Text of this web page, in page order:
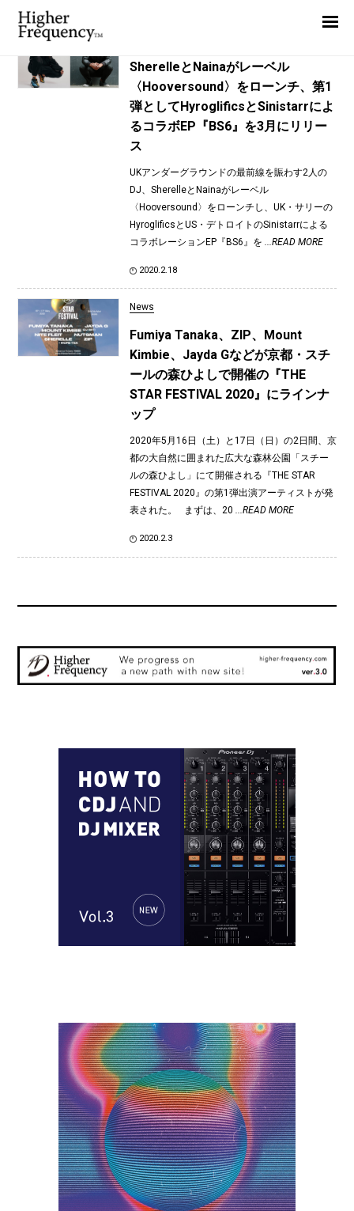
TAG: SHERELLE
SherelleとNainaがレーベル
〈Hooversound〉をローンチ、第1
弾としてHyroglificsとSinistarrによ
るコラボEP『BS6』を3月にリリー
ス
UKアンダーグラウンドの最前線を賑わす2人の
DJ、SherelleとNainaがレーベル
〈Hooversound〉をローンチし、UK・サリーの
HyroglificsとUS・デトロイトのSinistarrによる
コラボレーションEP『BS6』を ...READ MORE
2020.2.18
News
Fumiya Tanaka、ZIP、Mount
Kimbie、Jayda Gなどが京都・スチ
ールの森ひよしで開催の『THE
STAR FESTIVAL 2020』にラインナ
ップ
2020年5月16日（土）と17日（日）の2日間、京
都の大自然に囲まれた広大な森林公園「スチー
ルの森ひよし」にて開催される『THE STAR
FESTIVAL 2020』の第1弾出演アーティストが発
表された。 まずは、20 ...READ MORE
2020.2.3
News
Interview
Highlight